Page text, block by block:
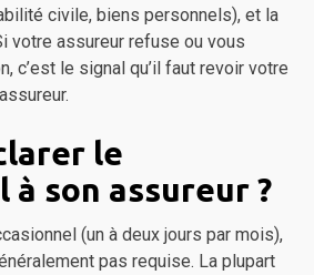
civile, biens personnels), et la
votre assureur refuse ou vous
c’est le signal qu’il faut revoir votre
le
son assureur ?
(un à deux jours par mois),
pas requise. La plupart